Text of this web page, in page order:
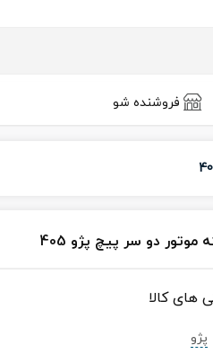
فروشنده شو
موتور دو سر پیچ پژو 405
های کالا
پژو